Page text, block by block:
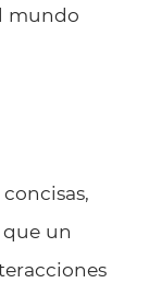
mundo
un